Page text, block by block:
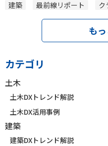
建築
最前線リポート ク
も
カテゴリ
土木
土木DXトレンド解説
土木DX活用事例
建築
建築DXトレンド解説